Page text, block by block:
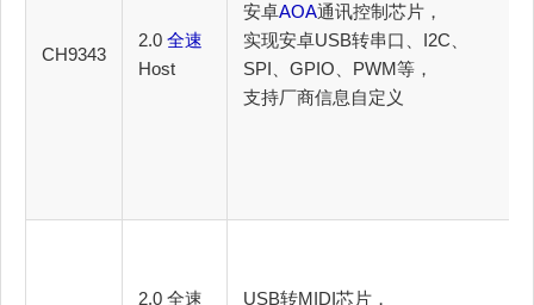
CH9343
2.0 全速
Host
安卓AOA通讯控制芯片，
实现安卓USB转串口、I2C、
SPI、GPIO、PWM等，
支持厂商信息自定义
2.0 全速
USB转MIDI芯片，